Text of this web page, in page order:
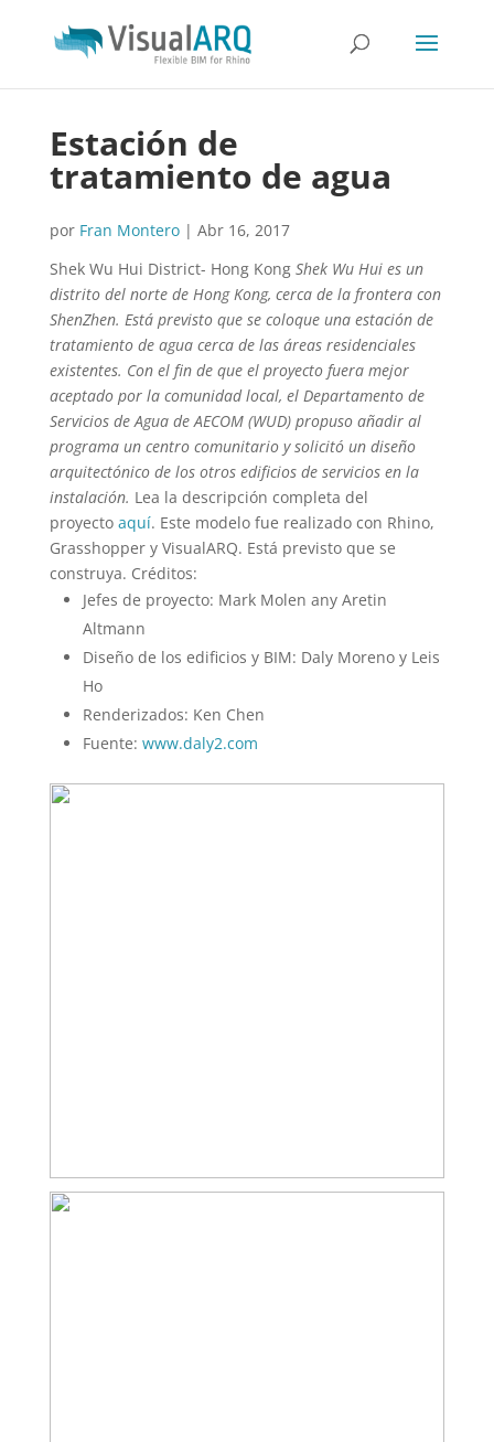
Estación de
tratamiento de agua
por Fran Montero| Abr 16, 2017
Shek Wu Hui District- Hong Kong Shek Wu Hui es un
distrito del norte de Hong Kong, cerca de la frontera con
ShenZhen. Está previsto que se coloque una estación de
tratamiento de agua cerca de las áreas residenciales
existentes. Con el fin de que el proyecto fuera mejor
aceptado por la comunidad local, el Departamento de
Servicios de Agua de AECOM (WUD) propuso añadir al
programa un centro comunitario y solicitó un diseño
arquitectónico de los otros edificios de servicios en la
instalación. Lea la descripción completa del
proyecto aquí. Este modelo fue realizado con Rhino,
Grasshopper y VisualARQ. Está previsto que se
construya. Créditos:
Jefes de proyecto: Mark Molen any Aretin
Altmann
Diseño de los edificios y BIM: Daly Moreno y Leis
Ho
Renderizados: Ken Chen
Fuente: www.daly2.com